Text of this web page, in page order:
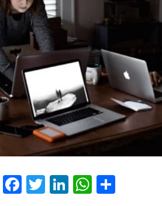
Facebook
Twitter
LinkedIn
WhatsApp
Share